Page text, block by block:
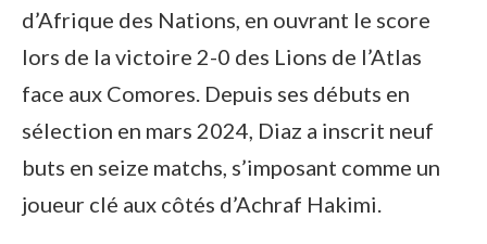
d’Afrique des Nations, en ouvrant le score
lors de la victoire 2-0 des Lions de l’Atlas
face aux Comores. Depuis ses débuts en
sélection en mars 2024, Diaz a inscrit neuf
buts en seize matchs, s’imposant comme un
joueur clé aux côtés d’Achraf Hakimi.